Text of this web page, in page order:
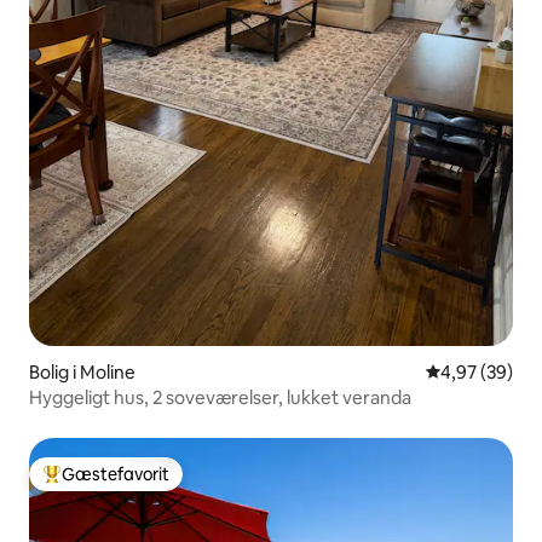
Bolig i Moline 4,97 ud af 5 i
4,97 (39)
Hyggeligt hus, 2 soveværelser, lukket veranda
Bedste gæstefavorit
Gæstefavorit